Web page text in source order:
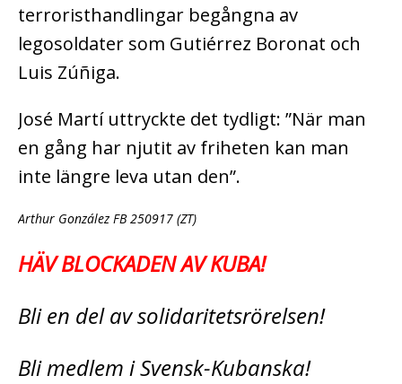
terroristhandlingar begångna av
legosoldater som Gutiérrez Boronat och
Luis Zúñiga.
José Martí uttryckte det tydligt: ”När man
en gång har njutit av friheten kan man
inte längre leva utan den”.
Arthur González FB 250917 (ZT)
HÄV BLOCKADEN AV KUBA!
Bli en del av solidaritetsrörelsen!
Bli medlem i Svensk-Kubanska!